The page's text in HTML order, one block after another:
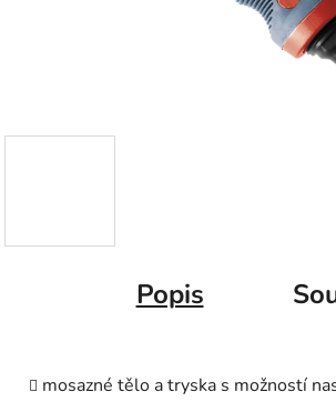
Popis
mosazné tělo a tryska s možností